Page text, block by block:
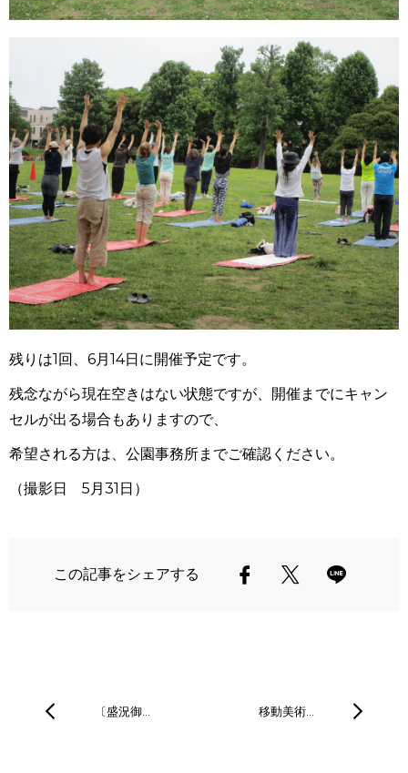
残りは1回、6月14日に開催予定です。
残念ながら現在空きはない状態ですが、開催までにキャン
セルが出る場合もありますので、
希望される方は、公園事務所までご確認ください。
（撮影日 5月31日）
この記事をシェアする
〔盛況御… 移動美術…